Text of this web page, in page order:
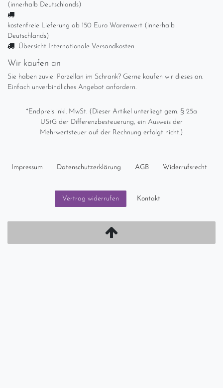
(innerhalb Deutschlands)
kostenfreie Lieferung ab 150 Euro Warenwert (innerhalb
Deutschlands)
Übersicht Internationale Versandkosten
Wir kaufen an
Sie haben zuviel Porzellan im Schrank? Gerne kaufen wir dieses an.
Einfach unverbindliches Angebot anfordern.
*Endpreis inkl. MwSt. (Dieser Artikel unterliegt gem. § 25a
UStG der Differenzbesteuerung, ein Ausweis der
Mehrwertsteuer auf der Rechnung erfolgt nicht.)
Impressum Daten­schutz­erklärung AGB Widerrufs­recht
Vertrag widerrufen Kontakt